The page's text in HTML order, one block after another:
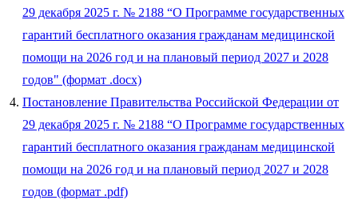
29 декабря 2025 г. № 2188 “О Программе государственных
гарантий бесплатного оказания гражданам медицинской
помощи на 2026 год и на плановый период 2027 и 2028
годов" (формат .docx)
Постановление Правительства Российской Федерации от
29 декабря 2025 г. № 2188 “О Программе государственных
гарантий бесплатного оказания гражданам медицинской
помощи на 2026 год и на плановый период 2027 и 2028
годов (формат .pdf)